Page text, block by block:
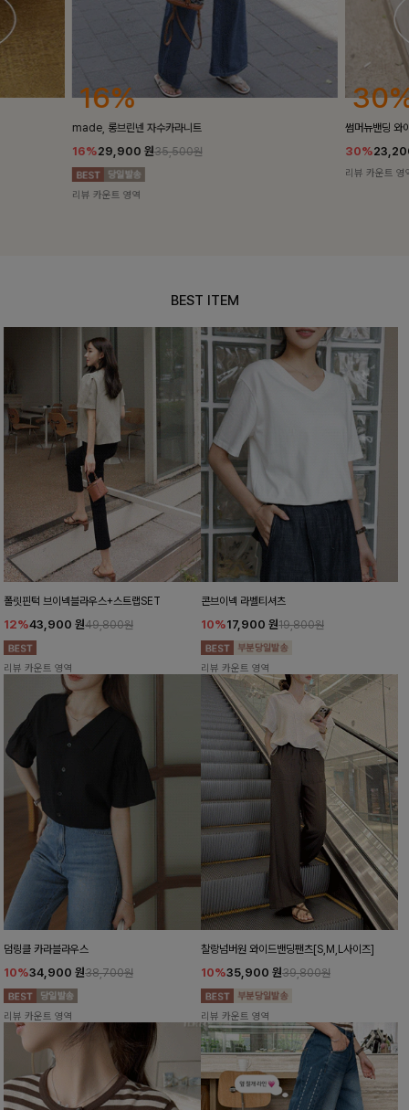
30%
썸머뉴밴딩 와이드슬랙스[S,M,L사이즈]
30%23,200원33,100원
리뷰 카운트 영역
밴스트라이프
25%
BEST ITEM
폴릿핀턱 브이넥블라우스+스트랩SET
12%43,900 원49,800원
리뷰 카운트 영역
콘브이넥 라벨티셔츠
10%17,900 원19,800원
리뷰 카운트 영역
덤링클 카라블라우스
10%34,900 원38,700원
리뷰 카운트 영역
찰랑넘버원 와이드밴딩팬츠[S,M,L사이즈]
10%35,900 원39,800원
리뷰 카운트 영역